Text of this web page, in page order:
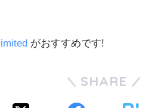
がおすすめです!
SHARE